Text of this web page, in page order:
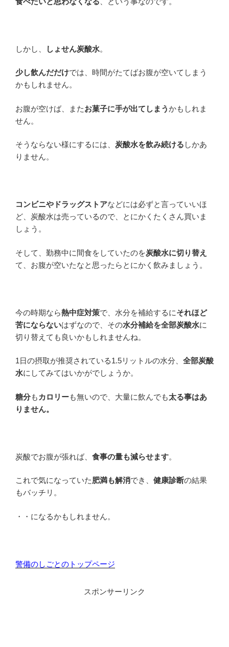
しかし、 しょせん炭酸水。
少し飲んだだけでは、時間がたてばお腹が空いてしまう
かもしれません。
お腹が空けば、またお菓子に手が出てしまうかもしれま
せん。
そうならない様にするには、 炭酸水を飲み続ける しかあ
りません。
コンビニやドラッグストアなどには必ずと言っていいほ
ど、炭酸水は売っているので、とにかくたくさん買いま
しょう。
そして、勤務中に間食をしていたのを炭酸水に切り替え
て、お腹が空いたなと思ったらとにかく飲みましょう。
今の時期なら熱中症対策で、水分を補給するにそれほど
苦にならないはずなので、その水分補給を全部炭酸水に
切り替えても良いかもしれませんね。
1日の摂取が推奨されている1.5リットルの水分、 全部炭酸
水にしてみてはいかがでしょうか。
糖分も カロリーも無いので、大量に飲んでも太る事はあ
りません。
炭酸でお腹が張れば、 食事の量も減らせます。
これで気になっていた肥満も解消でき、 健康診断の結果
もバッチリ。
・・になるかもしれません。
警備のしごとのトップページ
スポンサーリンク